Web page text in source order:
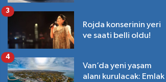
Rojda konserinin yeri
ve saati belli oldu!
3
Van’da yeni yaşam
alanı kurulacak: Emlak
4